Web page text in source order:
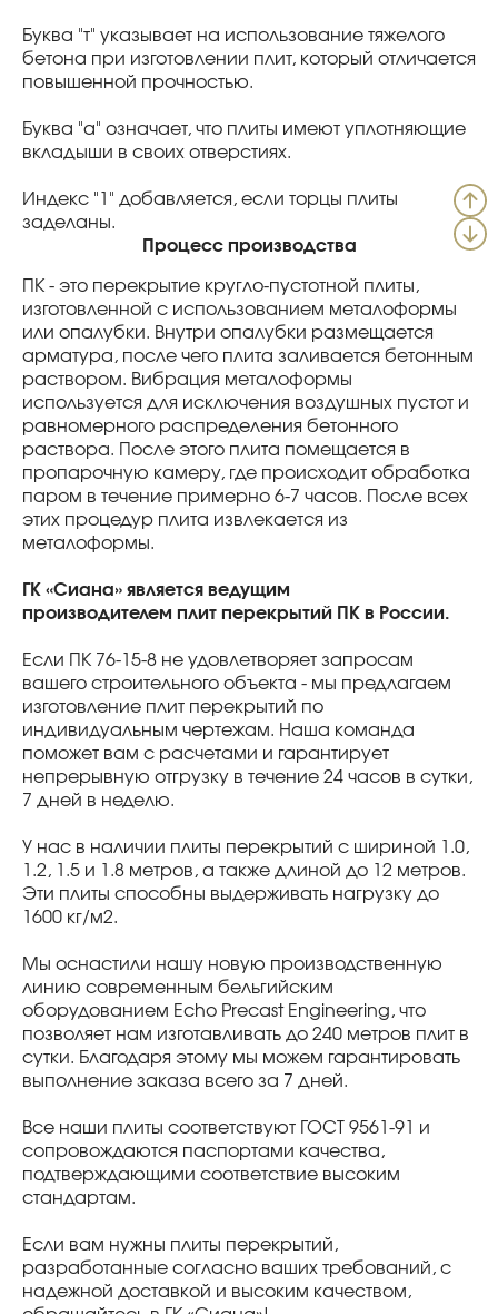
Буква "т" указывает на использование тяжелого
бетона при изготовлении плит, который отличается
повышенной прочностью.
Буква "а" означает, что плиты имеют уплотняющие
вкладыши в своих отверстиях.
Индекс "1" добавляется, если торцы плиты
заделаны.
Процесс производства
ПК - это перекрытие кругло-пустотной плиты,
изготовленной с использованием металоформы
или опалубки. Внутри опалубки размещается
арматура, после чего плита заливается бетонным
раствором. Вибрация металоформы
используется для исключения воздушных пустот и
равномерного распределения бетонного
раствора. После этого плита помещается в
пропарочную камеру, где происходит обработка
паром в течение примерно 6-7 часов. После всех
этих процедур плита извлекается из
металоформы.
ГК «Сиана» является ведущим
производителем плит перекрытий ПК в России.
Если ПК 76-15-8 не удовлетворяет запросам
вашего строительного объекта - мы предлагаем
изготовление плит перекрытий по
индивидуальным чертежам. Наша команда
поможет вам с расчетами и гарантирует
непрерывную отгрузку в течение 24 часов в сутки,
7 дней в неделю.
У нас в наличии плиты перекрытий с шириной 1.0,
1.2, 1.5 и 1.8 метров, а также длиной до 12 метров.
Эти плиты способны выдерживать нагрузку до
1600 кг/м2.
Мы оснастили нашу новую производственную
линию современным бельгийским
оборудованием Echo Precast Engineering, что
позволяет нам изготавливать до 240 метров плит в
сутки. Благодаря этому мы можем гарантировать
выполнение заказа всего за 7 дней.
Все наши плиты соответствуют ГОСТ 9561-91 и
сопровождаются паспортами качества,
подтверждающими соответствие высоким
стандартам.
Если вам нужны плиты перекрытий,
разработанные согласно ваших требований, с
надежной доставкой и высоким качеством,